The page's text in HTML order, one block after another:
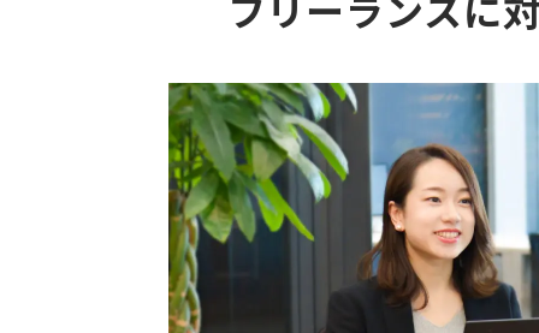
フリーランスに